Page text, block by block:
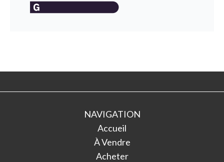
NAVIGATION
Accueil
À Vendre
Acheter